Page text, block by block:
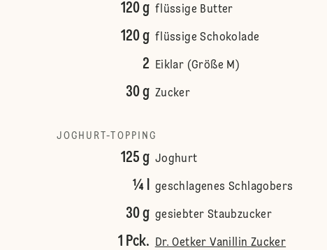
120 g flüssige Butter
120 g flüssige Schokolade
2 Eiklar (Größe M)
30 g Zucker
JOGHURT-TOPPING
125 g Joghurt
¼ l geschlagenes Schlagobers
30 g gesiebter Staubzucker
1 Pck. Dr. Oetker Vanillin Zucker